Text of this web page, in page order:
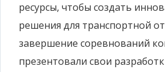
ресурсы, чтобы создать
решения для транспортной
завершение соревнований
презентовали свои